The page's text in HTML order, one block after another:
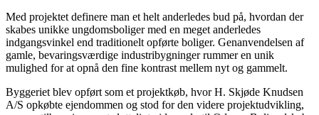
Med projektet definere man et helt anderledes bud på, hvordan der
skabes unikke ungdomsboliger med en meget anderledes
indgangsvinkel end traditionelt opførte boliger. Genanvendelsen af
gamle, bevaringsværdige industribygninger rummer en unik
mulighed for at opnå den fine kontrast mellem nyt og gammelt.
Byggeriet blev opført som et projektkøb, hvor H. Skjøde Knudsen
A/S opkøbte ejendommen og stod for den videre projektudvikling,